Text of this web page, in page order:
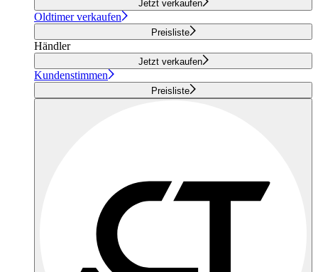
Jetzt verkaufen
Oldtimer verkaufen
Preisliste
Händler
Jetzt verkaufen
Kundenstimmen
Preisliste